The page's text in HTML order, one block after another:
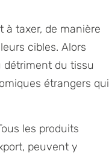
à taxer, de manière
cibles. Alors
détriment du tissu
étrangers qui
les produits
peuvent y